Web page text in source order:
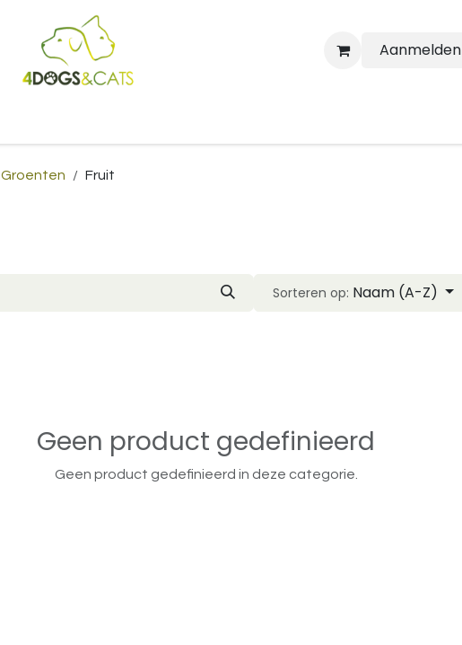
Aanmelden
Groenten Fruit
Sorteren op: Naam (A-Z)
Geen product gedefinieerd
Geen product gedefinieerd in deze categorie.